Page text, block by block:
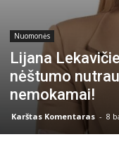
Nuomonės
Lijana
nėštumo
nemokamai!
Karštas Komentaras - 8